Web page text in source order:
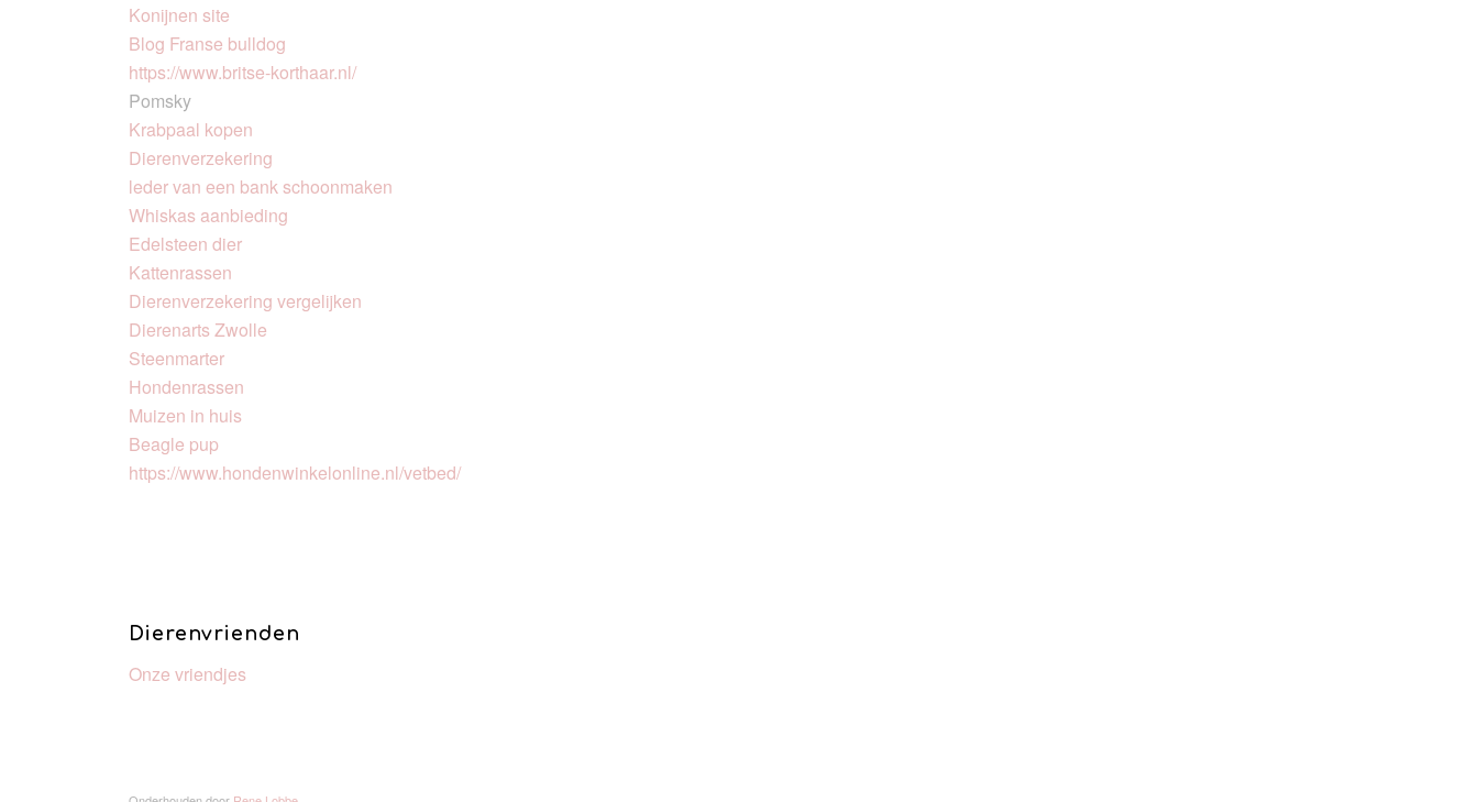
Konijnen site
Blog Franse bulldog
https://www.britse-korthaar.nl/
Pomsky
Krabpaal kopen
Dierenverzekering
leder van een bank schoonmaken
Whiskas aanbieding
Edelsteen dier
Kattenrassen
Dierenverzekering vergelijken
Dierenarts Zwolle
Steenmarter
Hondenrassen
Muizen in huis
Beagle pup
https://www.hondenwinkelonline.nl/vetbed/
Dierenvrienden
Onze vriendjes